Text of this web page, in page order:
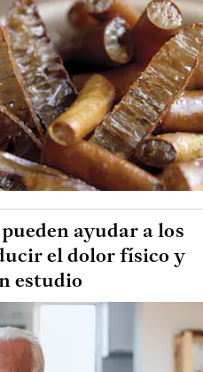
ayudar a los
el dolor físico y
estudio